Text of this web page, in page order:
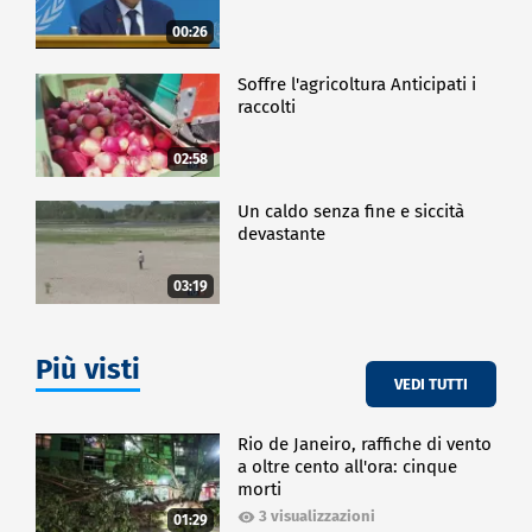
00:26
02:58
Soffre l'agricoltura Anticipati i
raccolti
03:19
Un caldo senza fine e siccità
devastante
Più visti VEDI TUTTI
01:29
Rio de Janeiro, raffiche di vento
a oltre cento all'ora: cinque
morti
3 visualizzazioni